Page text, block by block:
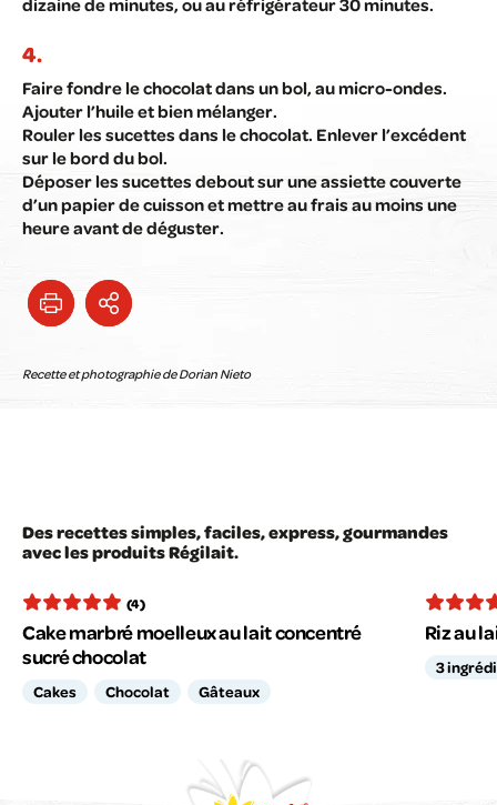
dizaine de minutes, ou au réfrigérateur 30 minutes.
Faire fondre le chocolat dans un bol, au micro-ondes.
Ajouter l’huile et bien mélanger.
Rouler les sucettes dans le chocolat. Enlever l’excédent
sur le bord du bol.
Déposer les sucettes debout sur une assiette couverte
d’un papier de cuisson et mettre au frais au moins une
heure avant de déguster.
Recette et photographie de Dorian Nieto
Des recettes simples, faciles, express, gourmandes
avec les produits Régilait.
(4)
Cake marbré moelleux au lait concentré
sucré chocolat
Cakes Chocolat Gâteaux
Riz au
3